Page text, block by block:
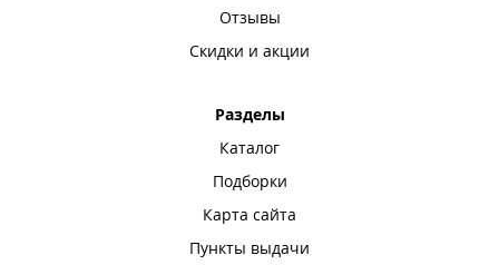
Отзывы
Скидки и акции
Разделы
Каталог
Подборки
Карта сайта
Пункты выдачи